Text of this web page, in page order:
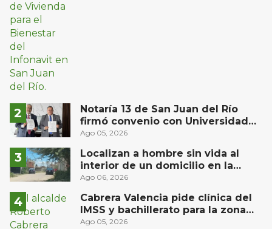
Notaría 13 de San Juan del Río
firmó convenio con Universidad
Privada del Bajío para recibir
Ago 05, 2026
Localizan a hombre sin vida al
interior de un domicilio en la
comunidad El Rodeo, San Juan del
Ago 06, 2026
Cabrera Valencia pide clínica del
IMSS y bachillerato para la zona
oriente de San Juan del Río
Ago 05, 2026